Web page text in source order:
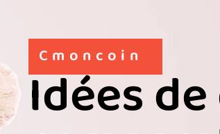
Cmoncoin
Idées